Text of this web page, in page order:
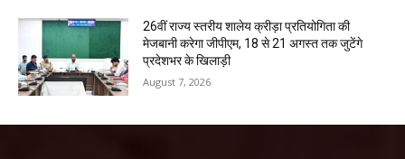
26वीं राज्य स्तरीय शालेय क्रीड़ा प्रतियोगिता की
मेजबानी करेगा जीपीएम, 18 से 21 अगस्त तक जुटेंगे
प्रदेशभर के खिलाड़ी
August 7, 2026